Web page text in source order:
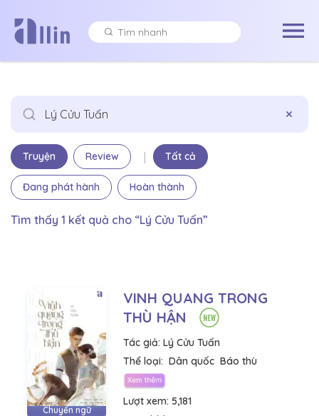
×
Truyện Review | Tất cả
Đang phát hành Hoàn thành
Tìm thấy 1 kết quả cho “Lý Cửu Tuấn”
Chuyển ngữ
VINH QUANG TRONG
THÙ HẬN
Tác giả: Lý Cửu Tuấn
Thể loại: Dân quốc Báo thù
Lượt xem: 5,181